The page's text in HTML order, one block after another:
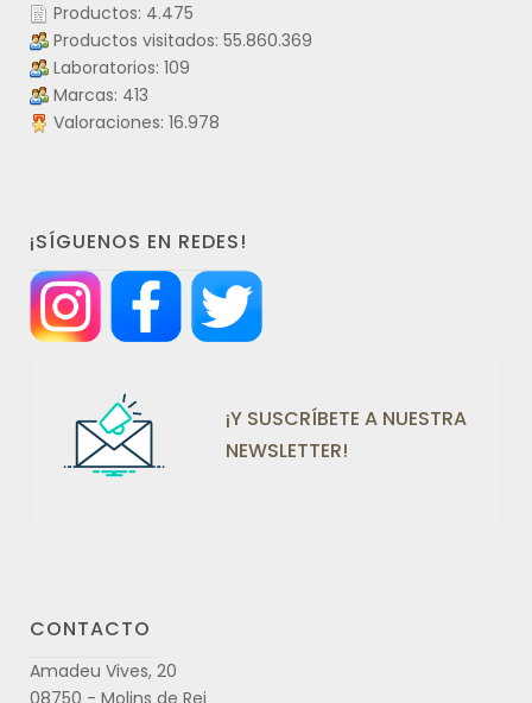
Productos: 4.475
Productos visitados: 55.860.369
Laboratorios: 109
Marcas: 413
Valoraciones: 16.978
¡SÍGUENOS EN REDES!
¡Y SUSCRÍBETE A NUESTRA
NEWSLETTER!
CONTACTO
Amadeu Vives, 20
08750 - Molins de Rei